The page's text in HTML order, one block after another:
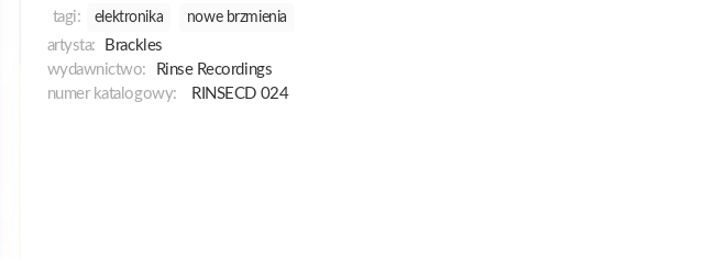
tagi:
elektronika nowe brzmienia
artysta:
Brackles
wydawnictwo:
Rinse Recordings
numer katalogowy:
RINSECD 024